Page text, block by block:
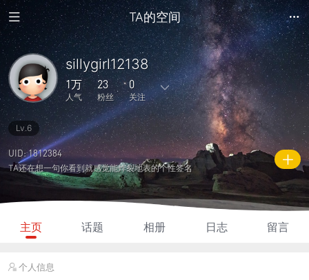
TA的空间
sillygirl12138
1万
人气
23
粉丝
0
关注
64
主题
1364
回复
0
日志
1
相册
0
好友
23 0
关注
0
说说
1万
人气
2180
积分
Lv.6
UID: 1812384
TA还在想一句你看到就感觉能炸裂地表的个性签名
主页 话题 相册 日志 留言
个人信息